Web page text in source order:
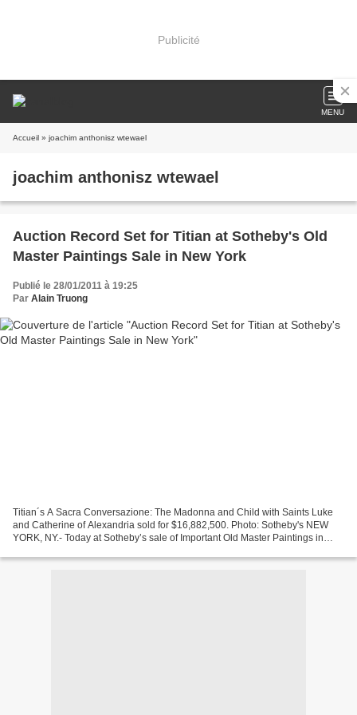
Publicité
MENU
Accueil » joachim anthonisz wtewael
joachim anthonisz wtewael
Auction Record Set for Titian at Sotheby's Old
Master Paintings Sale in New York
Publié le 28/01/2011 à 19:25
Par Alain Truong
Titian´s A Sacra Conversazione: The Madonna and Child with Saints Luke
and Catherine of Alexandria sold for $16,882,500. Photo: Sotheby's NEW
YORK, NY.- Today at Sotheby’s sale of Important Old Master Paintings in